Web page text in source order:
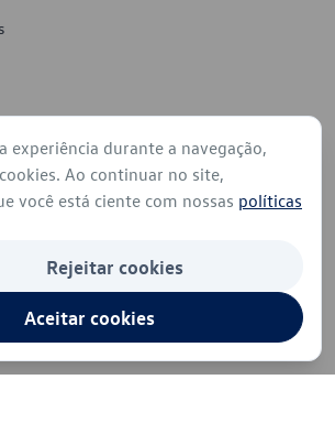
experiência durante a navegação,
Ao continuar no site,
você está ciente com nossas políticas
Rejeitar cookies
Aceitar cookies